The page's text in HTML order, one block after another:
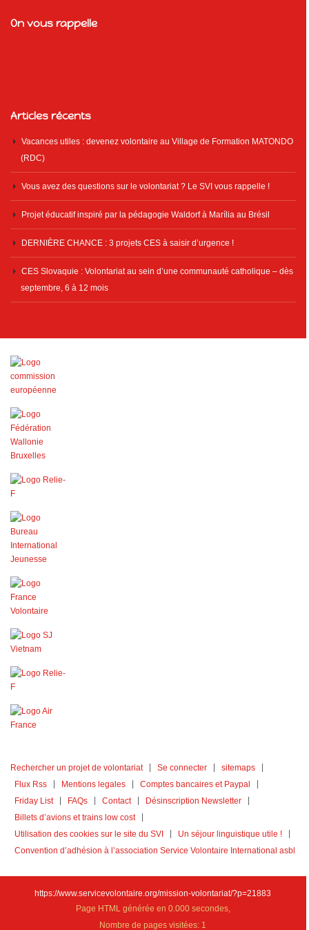
On vous rappelle
Articles récents
Vacances utiles : devenez volontaire au Village de Formation MATONDO
(RDC)
Vous avez des questions sur le volontariat ? Le SVI vous rappelle !
Projet éducatif inspiré par la pédagogie Waldorf à Marília au Brésil
DERNIÈRE CHANCE : 3 projets CES à saisir d’urgence !
CES Slovaquie : Volontariat au sein d’une communauté catholique – dès
septembre, 6 à 12 mois
Rechercher un projet de volontariat Se connecter
sitemaps
Flux Rss
Mentions legales
Comptes bancaires et Paypal
Friday List
FAQs Contact
Désinscription Newsletter
Billets d’avions et trains low cost
Utilisation des cookies sur le site du SVI
Un séjour linguistique utile !
Convention d’adhésion à l’association Service Volontaire International asbl
https://www.servicevolontaire.org/mission-volontariat/?p=21883
Page HTML générée en 0.000 secondes,
Nombre de pages visitées: 1